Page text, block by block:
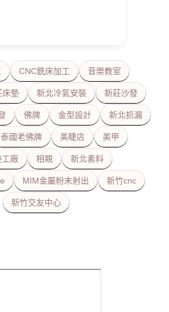
CNC銑床加工 音樂教室
床墊 新北冷氣安裝 新莊沙發
佛牌 金型設計 新北抓漏
泰國老佛牌 美睫店 美甲
工廠 相親 新北素料
MIM金屬粉末射出 新竹cnc
新竹交友中心